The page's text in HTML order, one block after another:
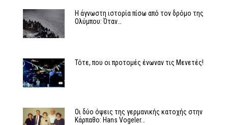
Η άγνωστη ιστορία πίσω από τον δρόμο της
Ολύμπου: Όταν…
Τότε, που οι προτομές ένωναν τις Μενετές!
Οι δύο όψεις της γερμανικής κατοχής στην
Κάρπαθο: Hans Vogeler…